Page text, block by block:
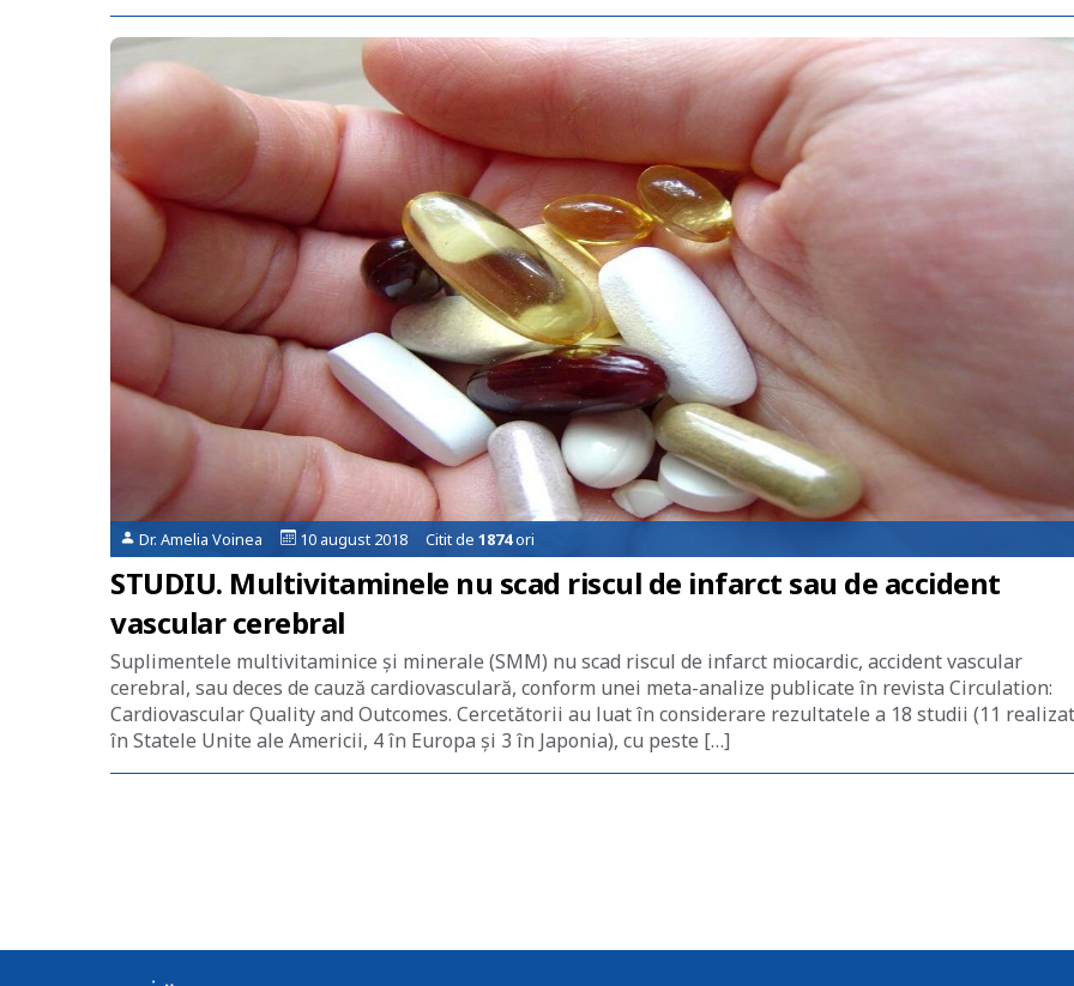
Dr. Amelia Voinea 10 august 2018 Citit de 1874ori
STUDIU. Multivitaminele nu scad riscul de infarct sau de accident
vascular cerebral
Suplimentele multivitaminice și minerale (SMM) nu scad riscul de infarct miocardic, accident vascular
cerebral, sau deces de cauză cardiovasculară, conform unei meta-analize publicate în revista Circulation:
Cardiovascular Quality and Outcomes. Cercetătorii au luat în considerare rezultatele a 18 studii (11
în Statele Unite ale Americii, 4 în Europa și 3 în Japonia), cu peste […]